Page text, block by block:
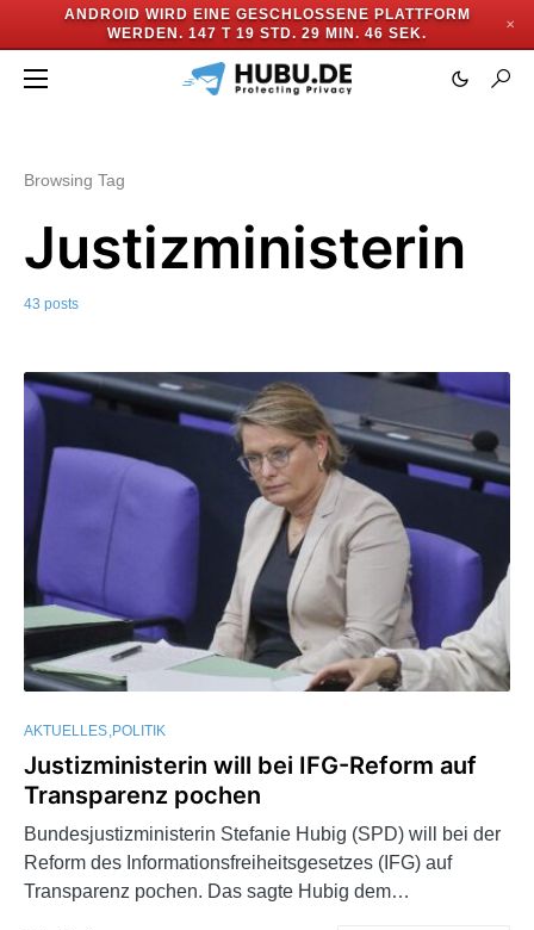
ANDROID WIRD EINE GESCHLOSSENE PLATTFORM
WERDEN. 147 T 19 STD. 29 MIN. 43 SEK.
✕
Browsing Tag
Justizministerin
43 posts
AKTUELLES POLITIK
Justizministerin will bei IFG-Reform auf
Transparenz pochen
Bundesjustizministerin Stefanie Hubig (SPD) will bei der
Reform des Informationsfreiheitsgesetzes (IFG) auf
Transparenz pochen. Das sagte Hubig dem…